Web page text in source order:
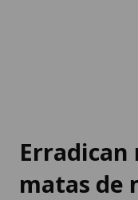
Erradican
matas de